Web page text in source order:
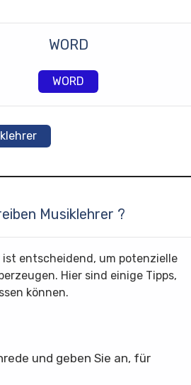
WORD
WORD
Musiklehrer ?
entscheidend, um potenzielle
Hier sind einige Tipps,
können.
und geben Sie an, für